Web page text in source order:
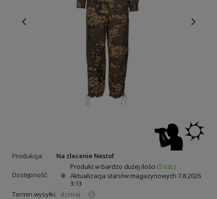
Produkcja: Na zlecenie Nestof
Dostępność:
Produkt w bardzo dużej ilości (5 szt.)
Aktualizacja stanów magazynowych 7.8.2026
3:13
Termin wysyłki: dzisiaj